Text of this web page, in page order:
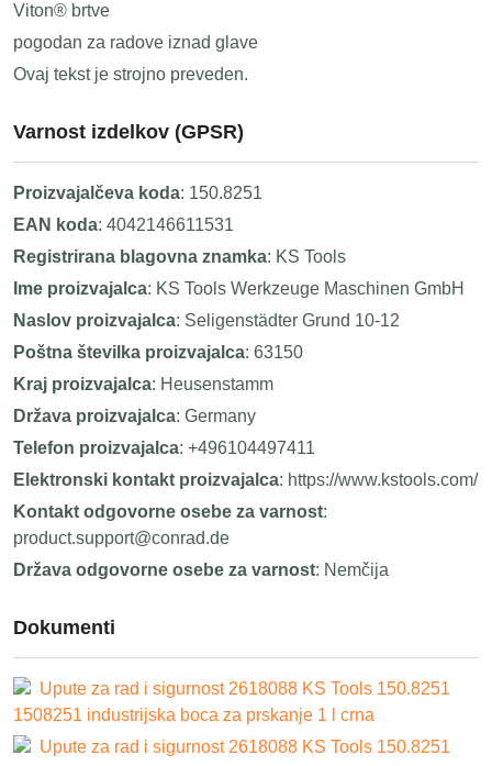
Viton® brtve
pogodan za radove iznad glave
Ovaj tekst je strojno preveden.
Varnost izdelkov (GPSR)
Proizvajalčeva koda: 150.8251
EAN koda: 4042146611531
Registrirana blagovna znamka: KS Tools
Ime proizvajalca: KS Tools Werkzeuge Maschinen GmbH
Naslov proizvajalca: Seligenstädter Grund 10-12
Poštna številka proizvajalca: 63150
Kraj proizvajalca: Heusenstamm
Država proizvajalca: Germany
Telefon proizvajalca: +496104497411
Elektronski kontakt proizvajalca: https://www.kstools.com/
Kontakt odgovorne osebe za varnost:
product.support@conrad.de
Država odgovorne osebe za varnost: Nemčija
Dokumenti
Upute za rad i sigurnost 2618088 KS Tools 150.8251
1508251 industrijska boca za prskanje 1 l crna
Upute za rad i sigurnost 2618088 KS Tools 150.8251